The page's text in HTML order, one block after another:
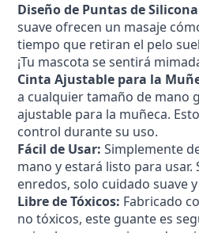
Diseño de Puntas de
suave ofrecen un masaje
tiempo que retiran el pelo
¡Tu mascota se sentirá
Cinta Ajustable para la
a cualquier tamaño de mano
ajustable para la muñeca.
control durante su uso.
Fácil de Usar: Simplemente
mano y estará listo para usar.
enredos, solo cuidado suave
Libre de Tóxicos: Fabricado
no tóxicos, este guante es